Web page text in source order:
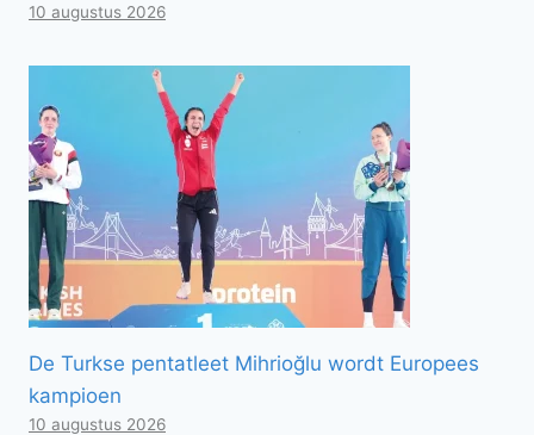
10 augustus 2026
De Turkse pentatleet Mihrioğlu wordt Europees
kampioen
10 augustus 2026